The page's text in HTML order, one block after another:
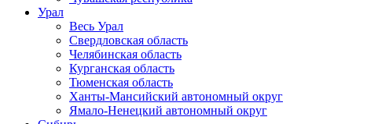
Урал
Весь Урал
Свердловская область
Челябинская область
Курганская область
Тюменская область
Ханты-Мансийский автономный округ
Ямало-Ненецкий автономный округ